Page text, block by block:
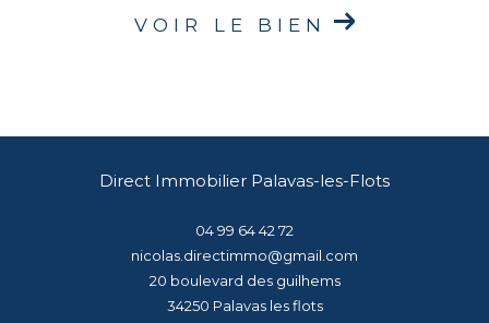
VOIR LE BIEN
Direct Immobilier Palavas-les-Flots
04 99 64 42 72
nicolas.directimmo@gmail.com
20 boulevard des guilhems
34250
palavas les flots